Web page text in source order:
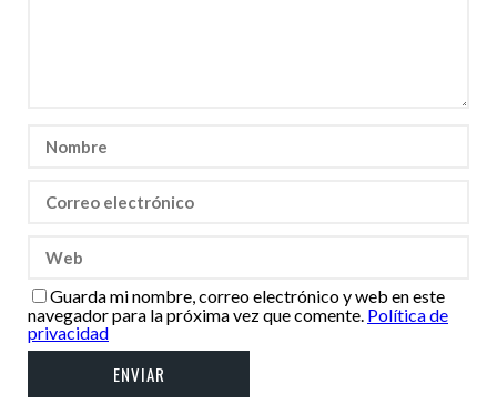
Guarda mi nombre, correo electrónico y web en este
navegador para la próxima vez que comente. Política de
privacidad